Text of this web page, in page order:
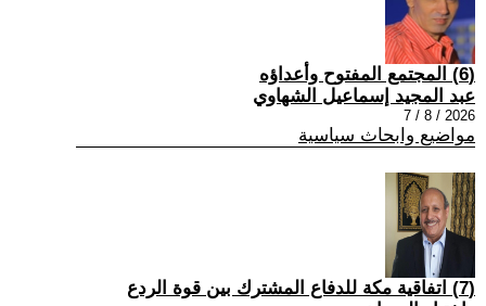
(6) المجتمع المفتوح وأعداؤه
عبد المجيد إسماعيل الشهاوي
2026 / 8 / 7
مواضيع وابحاث سياسية
(7) اتفاقية مكة للدفاع المشترك بين قوة الردع